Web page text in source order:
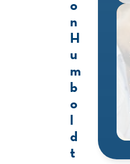
o
n
H
u
m
b
o
l
d
t